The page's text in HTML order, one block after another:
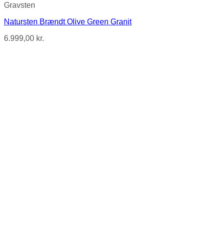
Gravsten
Natursten Brændt Olive Green Granit
6.999,00 kr.